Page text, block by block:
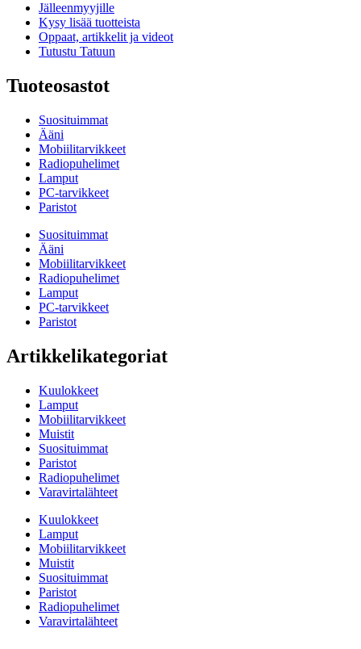
Jälleenmyyjille
Kysy lisää tuotteista
Oppaat, artikkelit ja videot
Tutustu Tatuun
Tuoteosastot
Suosituimmat
Ääni
Mobiilitarvikkeet
Radiopuhelimet
Lamput
PC-tarvikkeet
Paristot
Suosituimmat
Ääni
Mobiilitarvikkeet
Radiopuhelimet
Lamput
PC-tarvikkeet
Paristot
Artikkelikategoriat
Kuulokkeet
Lamput
Mobiilitarvikkeet
Muistit
Suosituimmat
Paristot
Radiopuhelimet
Varavirtalähteet
Kuulokkeet
Lamput
Mobiilitarvikkeet
Muistit
Suosituimmat
Paristot
Radiopuhelimet
Varavirtalähteet